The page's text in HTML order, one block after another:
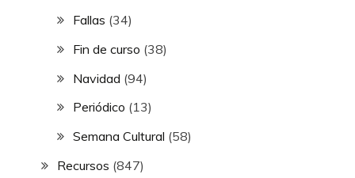
Fallas (34)
Fin de curso (38)
Navidad (94)
Periódico (13)
Semana Cultural (58)
Recursos (847)